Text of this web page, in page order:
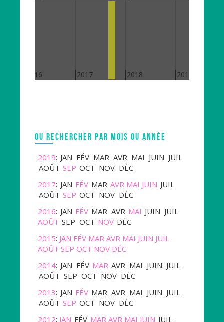
2016 2017 2018 2019
OU RECHERCHER PAR MOIS OU ANNÉE
2019: JAN FÉV MAR AVR MAI JUIN JUIL
AOÛT SEP OCT NOV DÉC
2017: JAN FÉV MAR AVR MAI JUIN JUIL
AOÛT SEP OCT NOV DÉC
2016: JAN FÉV MAR AVR MAI JUIN JUIL
AOÛT SEP OCT NOV DÉC
2015: JAN FÉV MAR AVR MAI JUIN JUIL
AOÛT SEP OCT NOV DÉC
2014: JAN FÉV MAR AVR MAI JUIN JUIL
AOÛT SEP OCT NOV DÉC
2013: JAN FÉV MAR AVR MAI JUIN JUIL
AOÛT SEP OCT NOV DÉC
2012: JAN FÉV MAR AVR MAI JUIN JUIL